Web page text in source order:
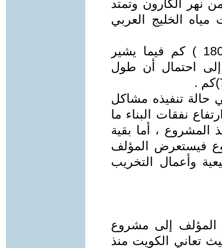
نهر الكارون وتمتد
مياه الخليج العربي
وطول أنابيب المياه يصل إلى ( 1800 ) كم فيما يشير
احتمال أن طول
حالة تنفيذه مشاكل
نفقات البناء ما
المشروع ، أما بقية
فيستعرض المؤلف
وأعمال التخريب
المؤلف إلى مشروع
تعاني الكويت منذ